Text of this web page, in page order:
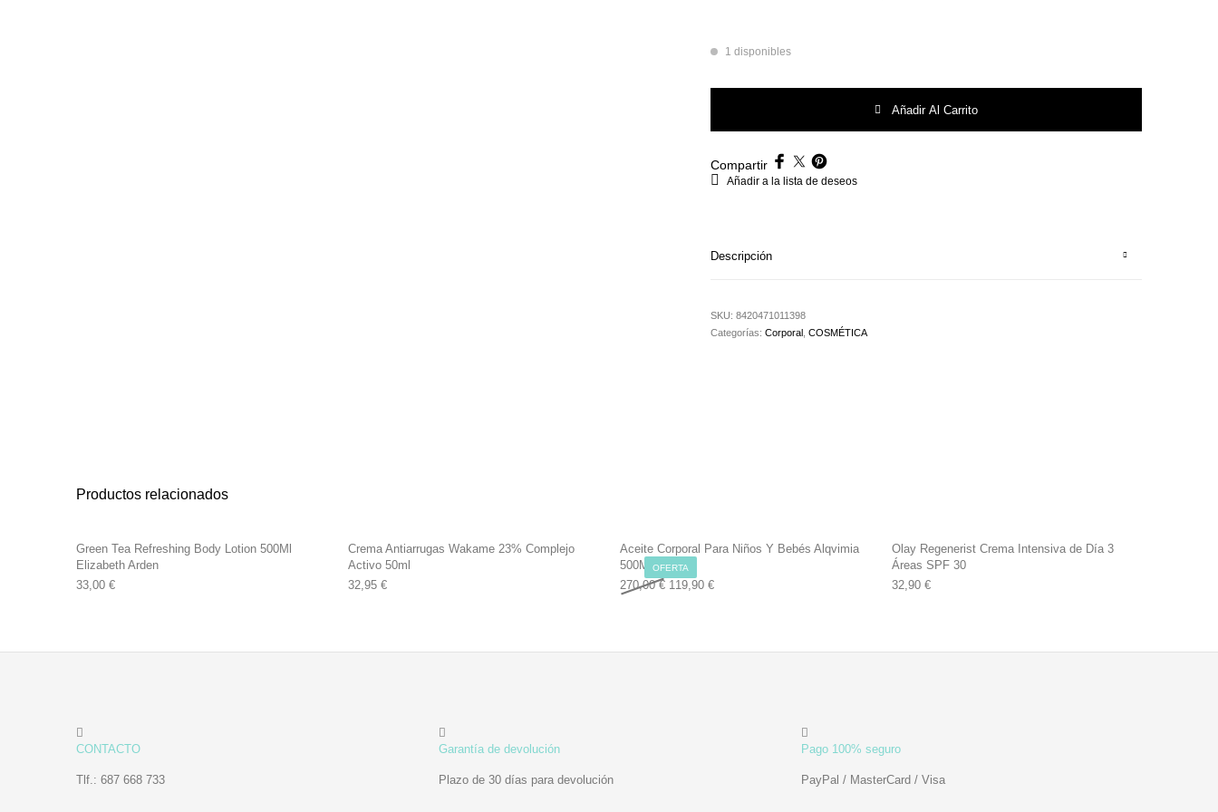
1 disponibles
Añadir Al Carrito
Compartir
Añadir a la lista de deseos
Descripción
SKU: 8420471011398
Categorías: Corporal COSMÉTICA
Productos relacionados
Green Tea Refreshing Body Lotion 500Ml
Elizabeth Arden
33,00 €
Crema Antiarrugas Wakame 23% Complejo
Activo 50ml
32,95 €
OFERTA
Aceite Corporal Para Niños Y Bebés Alqvimia
500Ml
270,00€ Original price was: 270,00 €.
119,90 €Current price is: 119,90 €.
Olay Regenerist Crema Intensiva de Día 3
Áreas SPF 30
32,90 €
CONTACTO
Tlf.: 687 668 733
Garantía de devolución
Plazo de 30 días para devolución
Pago 100% seguro
PayPal / MasterCard / Visa